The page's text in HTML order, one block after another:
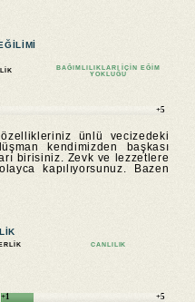
BAĞIMLILIKLARI IÇIN EĞIM
YOKLUĞU
+5
ünlü vecizedeki
kendimizden başkası
birisiniz. Zevk ve lezzetlere
kapılıyorsunuz. Bazen
CANLILIK
+1 +5